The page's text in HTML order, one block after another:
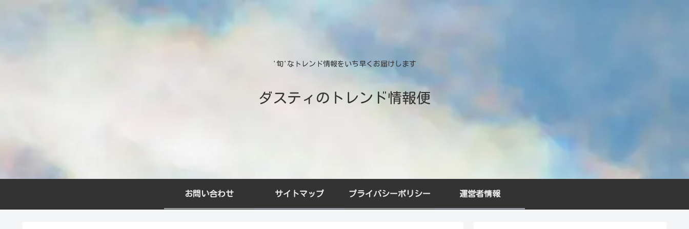
'旬'なトレンド情報をいち早くお届けします
ダスティのトレンド情報便
お問い合わせ サイトマップ プライバシーポリシー 運営者情報